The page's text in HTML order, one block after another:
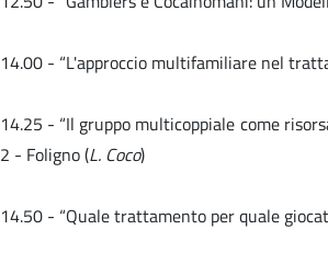
14.00 - “L'approccio multifamiliare nel
14.25 - “Il gruppo multicoppiale come
2 - Foligno (L. Coco)
14.50 - “Quale trattamento per quale